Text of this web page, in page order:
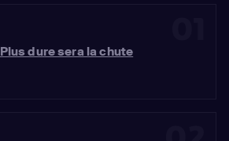
Plus dure sera la chute